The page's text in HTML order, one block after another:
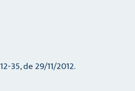
35, de 29/11/2012.